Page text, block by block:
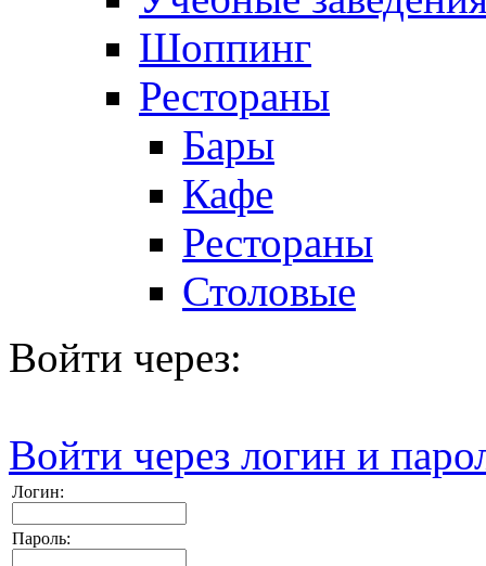
Шоппинг
Рестораны
Бары
Кафе
Рестораны
Столовые
Войти через:
Войти через логин и
Логин:
Пароль: